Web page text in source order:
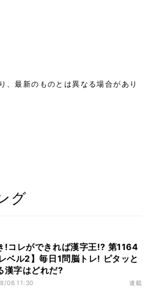
、最新のものとは異なる場合があり
グ
!コレができれば漢字王!? 第1164
ベル2】毎日1問脳トレ! ピタッと
漢字はどれだ?
06 11:30 連載